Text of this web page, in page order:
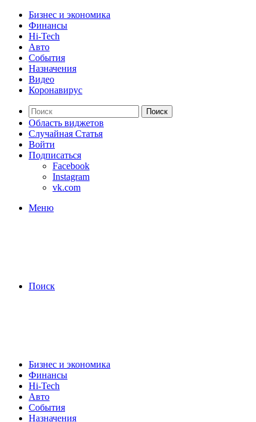
Бизнес и экономика
Финансы
Hi-Tech
Авто
События
Назначения
Видео
Коронавирус
Поиск
Область виджетов
Случайная Статья
Войти
Подписаться
Facebook
Instagram
vk.com
Меню
Поиск
Бизнес и экономика
Финансы
Hi-Tech
Авто
События
Назначения